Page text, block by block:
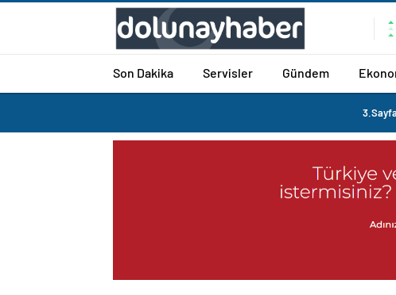
Son Dakika Servisler Gündem
3.Sayfa